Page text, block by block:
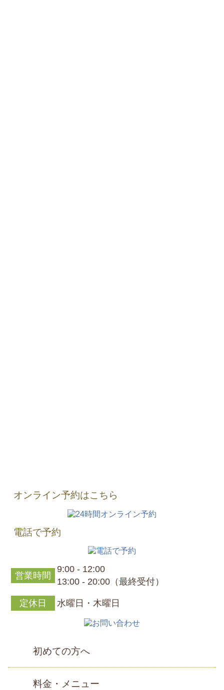
オンライン予約はこちら
電話で予約
営業時間
9:00 - 12:00
13:00 - 20:00（最終受付）
定休日 水曜日・木曜日
初めての方へ
料金・メニュー